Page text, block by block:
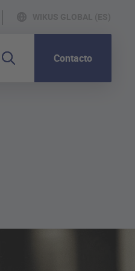
Contacto